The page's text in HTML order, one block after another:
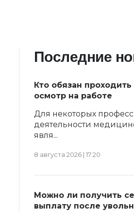
Последние
Кто обязан
осмотр на работе
Для некоторых
деятельности
явля...
8 августа 2026 | 17:20
Можно ли получить
выплату после